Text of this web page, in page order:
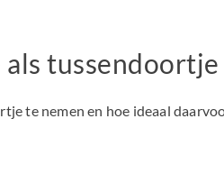
tussendoortje
te nemen en hoe ideaal